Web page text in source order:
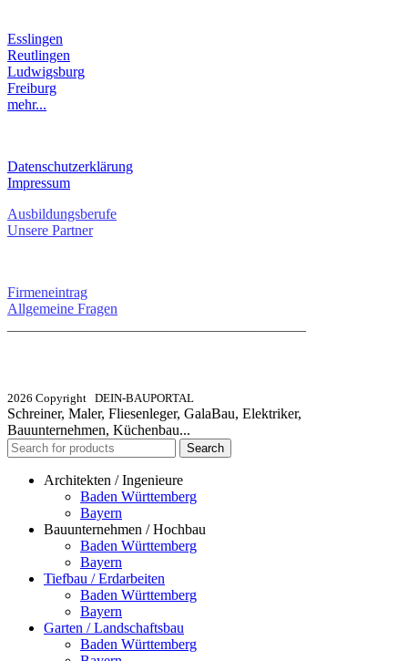
Esslingen
Reutlingen
Ludwigsburg
Freiburg
mehr...
Datenschutzerklärung
Impressum
Ausbildungsberufe
Unsere Partner
Firmeneintrag
Allgemeine Fragen
2026 Copyright DEIN-BAUPORTAL
Schreiner, Maler, Fliesenleger, GalaBau, Elektriker,
Bauunternehmen, Küchenbau...
Search
Architekten / Ingenieure
Baden Württemberg
Bayern
Bauunternehmen / Hochbau
Baden Württemberg
Bayern
Tiefbau / Erdarbeiten
Baden Württemberg
Bayern
Garten / Landschaftsbau
Baden Württemberg